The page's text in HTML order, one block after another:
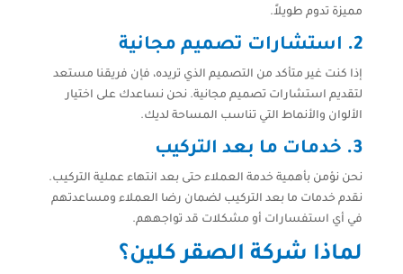
مميزة تدوم طويلاً.
2. استشارات تصميم مجانية
إذا كنت غير متأكد من التصميم الذي تريده، فإن فريقنا مستعد
لتقديم استشارات تصميم مجانية. نحن نساعدك على اختيار
الألوان والأنماط التي تناسب المساحة لديك.
3. خدمات ما بعد التركيب
نحن نؤمن بأهمية خدمة العملاء حتى بعد انتهاء عملية التركيب.
نقدم خدمات ما بعد التركيب لضمان رضا العملاء ومساعدتهم
في أي استفسارات أو مشكلات قد تواجههم.
لماذا شركة الصقر كلين؟